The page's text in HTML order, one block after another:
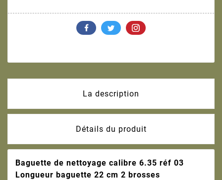
La description
Détails du produit
Baguette de nettoyage calibre 6.35 réf 03
Longueur baguette 22 cm 2 brosses